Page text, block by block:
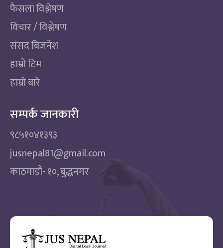
फैसला विश्लेषण
विचार / विश्लेषण
संसद बिजनेश
हाम्रो टिम
हाम्रो बारे
सम्पर्क जानकारी
९८५१०४१३९३
jusnepal81@gmail.com
काठमाडाै‌- १०, बुद्धनगर